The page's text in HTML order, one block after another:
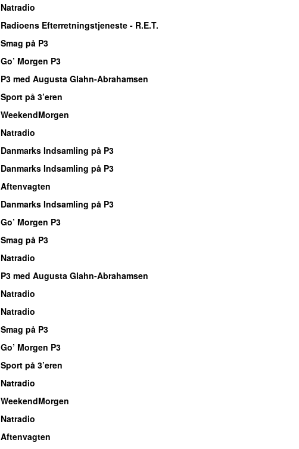
Natradio
Radioens Efterretningstjeneste - R.E.T.
Smag på P3
Go’ Morgen P3
P3 med Augusta Glahn-Abrahamsen
Sport på 3’eren
WeekendMorgen
Natradio
Danmarks Indsamling på P3
Danmarks Indsamling på P3
Aftenvagten
Danmarks Indsamling på P3
Go’ Morgen P3
Smag på P3
Natradio
P3 med Augusta Glahn-Abrahamsen
Natradio
Natradio
Smag på P3
Go’ Morgen P3
Sport på 3’eren
Natradio
WeekendMorgen
Natradio
Aftenvagten